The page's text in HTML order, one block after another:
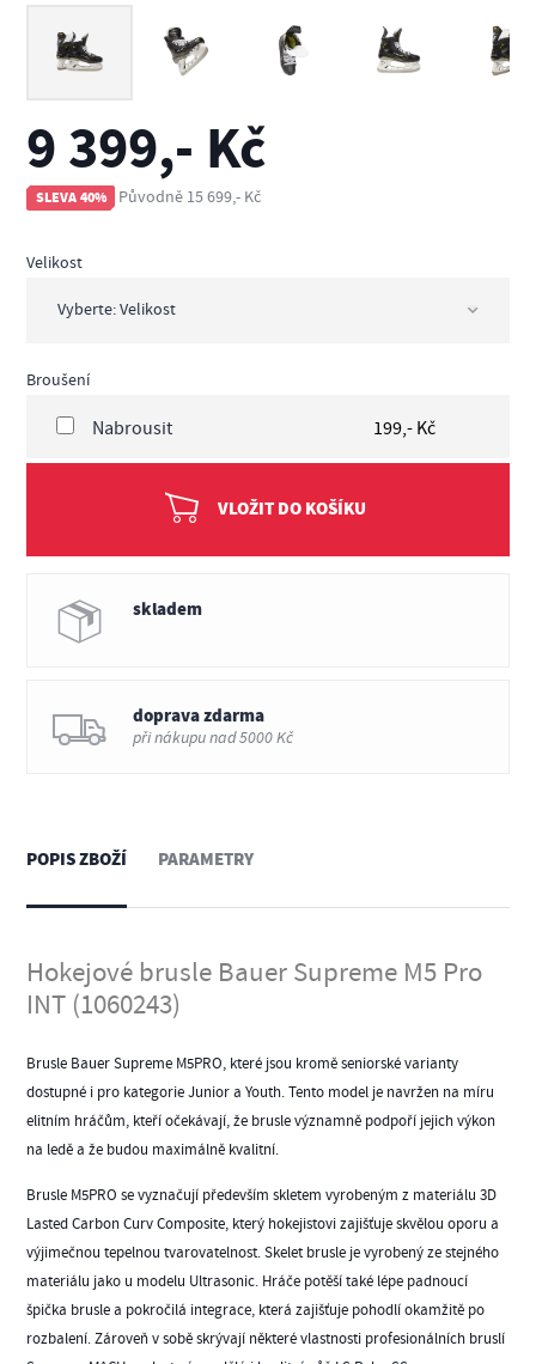
9 399,- Kč
SLEVA 40% Původně 15 699,- Kč
Velikost
Broušení
Nabrousit 199,- Kč
VLOŽIT DO KOŠÍKU
skladem
doprava zdarma
při nákupu nad 5000 Kč
POPIS ZBOŽÍ
Hokejové brusle Bauer Supreme M5 Pro
INT (1060243)
Brusle Bauer Supreme M5PRO, které jsou kromě seniorské varianty
dostupné i pro kategorie Junior a Youth. Tento model je navržen na míru
elitním hráčům, kteří očekávají, že bruslevýznamně podpoří jejich výkon
na ledě a že budou maximálně kvalitní.
Brusle M5PRO se vyznačují především skletem vyrobeným z materiálu 3D
Lasted Carbon Curv Composite, který hokejistovi zajišťuje skvělou oporu a
výjimečnou tepelnou tvarovatelnost. Skelet brusle je vyrobený ze stejného
materiálu jako u modelu Ultrasonic. Hráče potěší také lépe padnoucí
špička brusle a pokročilá integrace, která zajišťuje pohodlí okamžitě po
rozbalení. Zároveň v sobě skrývají některé vlastnosti profesionálních bruslí
PARAMETRY